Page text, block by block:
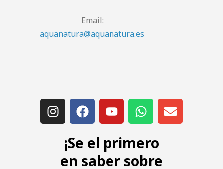
Email:
aquanatura@aquanatura.es
¡Se el primero
en saber sobre